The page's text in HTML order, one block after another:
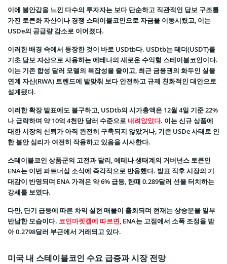
이에 불안감을 느낀 다수의 투자자는 보다 단순하고 직관적인 담보 구조를
가진 토큰화 자산이나 경쟁 스테이블코인으로 자금을 이동시켰고, 이는
USDe의 공급량 감소로 이어졌다.
이러한 배경 속에서 등장한 것이 바로 USDtb다. USDtb는 테더(USDT)를
기초 담보 자산으로 사용하는 에테나의 새로운 수익형 스테이블코인이다.
이는 기존 합성 달러 모델의 복잡성을 줄이고, 최근 금융권의 화두인 실물
연계 자산(RWA) 트렌드에 발맞춰 보다 안전하고 규제 친화적인 대안으로
설계됐다.
이러한 확장 발표에도 불구하고, USDtb의 시가총액은 12월 4일 기준 22%
나 급락하며 약 10억 4천만 달러 수준으로내려앉았다. 이는 신규 상품에
대한 시장의 신뢰가 아직 완전히 구축되지 않았거나, 기존 USDe 사태로 인
한 불안 심리가 여전히 작용하고 있음을 시사한다.
스테이블코인 상품군의 고전과 달리, 에테나 생태계의 거버넌스 토큰인
ENA는 이번 파트너십 소식에 즉각적으로 반응했다. 발표 직후 시장의 기
대감이 반영되며 ENA 가격은 약 6% 급등, 한때 0.289달러 선을 터치하는
강세를 보였다.
다만, 단기 급등에 따른 차익 실현 매물이 출회되며 현재는 상승분을 일부
반납한 모습이다. 코인마켓캡에 따르면, ENA는 고점에서 소폭 조정을 받
아 0.2798달러 부근에서 거래되고 있다.
미국 내 스테이블코인 수요 급증과 시장 전망